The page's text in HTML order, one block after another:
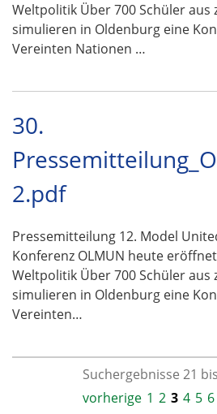
Weltpolitik Über 700 Schüler aus
simulieren in Oldenburg eine
Vereinten Nationen …
30.
2.pdf
Pressemitteilung 12. Model
Konferenz OLMUN heute
Weltpolitik Über 700 Schüler aus
simulieren in Oldenburg eine
Vereinten…
Suchergebnisse 21
vorherige 1 2 3 4 5 6